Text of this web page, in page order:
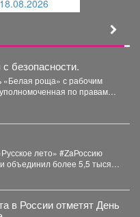
безопасности.
«Белая роща» с рабочим
по правам
лето» #ZaРоссию
объединил более 5,5 тысяч
в России отметят День